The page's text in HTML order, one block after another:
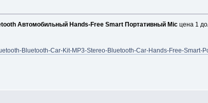
Автомобильный Hands-Free Smart Портативный Micцена 1
Bluetooth-Car-Kit-MP3-Stereo-Bluetooth-Car-Hands-Free-Smart-